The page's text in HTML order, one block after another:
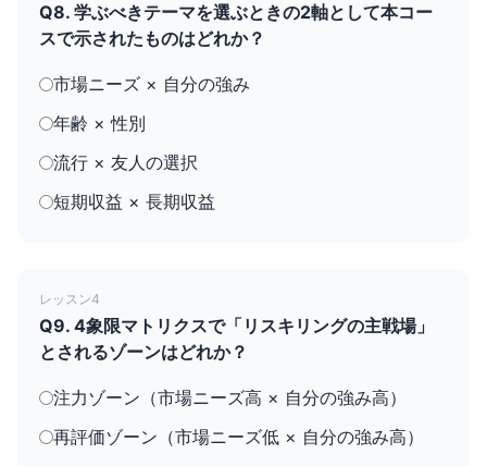
Q8. 学ぶべきテーマを選ぶときの2軸として本コー
スで示されたものはどれか？
市場ニーズ × 自分の強み
年齢 × 性別
流行 × 友人の選択
短期収益 × 長期収益
レッスン4
Q9. 4象限マトリクスで「リスキリングの主戦場」
とされるゾーンはどれか？
注力ゾーン（市場ニーズ高 × 自分の強み高）
再評価ゾーン（市場ニーズ低 × 自分の強み高）